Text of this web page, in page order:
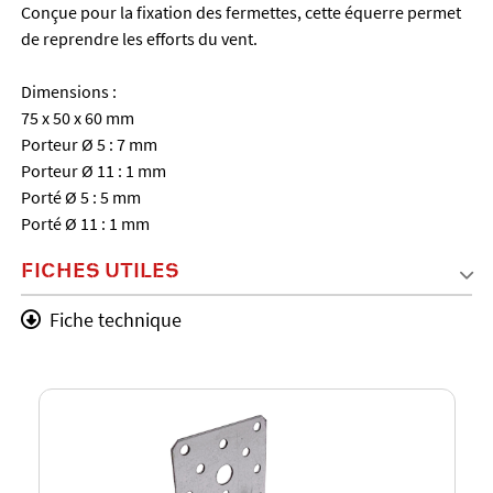
Conçue pour la fixation des fermettes, cette équerre permet
de reprendre les efforts du vent.
Dimensions :
75 x 50 x 60 mm
Porteur Ø 5 : 7 mm
Porteur Ø 11 : 1 mm
Porté Ø 5 : 5 mm
Porté Ø 11 : 1 mm
FICHES UTILES
Fiche technique